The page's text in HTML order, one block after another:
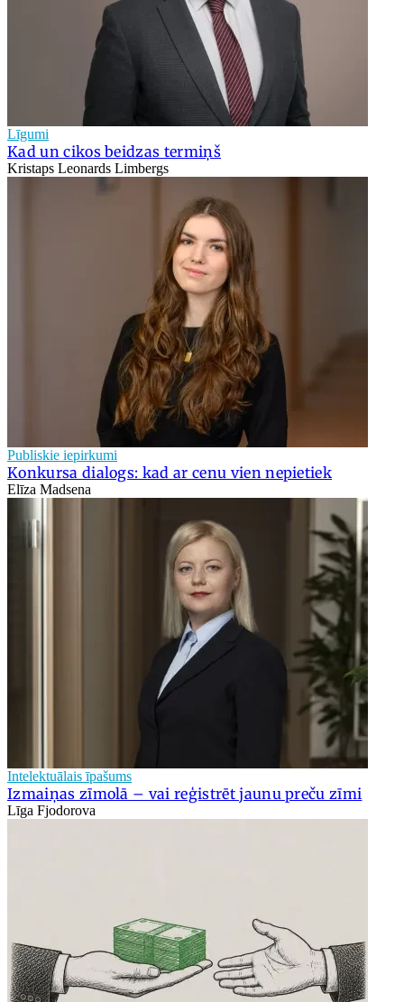
Līgumi
Kad un cikos beidzas termiņš
Kristaps Leonards Limbergs
Publiskie iepirkumi
Konkursa dialogs: kad ar cenu vien nepietiek
Elīza Madsena
Intelektuālais īpašums
Izmaiņas zīmolā – vai reģistrēt jaunu preču zīmi
Līga Fjodorova